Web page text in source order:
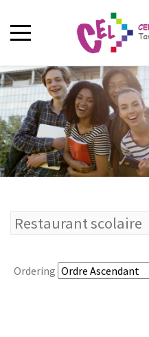
Restaurant scolaire
Ordering